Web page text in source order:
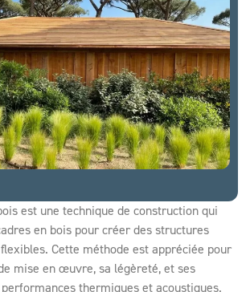
est une technique de construction qui
en bois pour créer des structures
Cette méthode est appréciée pour
mise en œuvre, sa légèreté, et ses
thermiques et acoustiques.